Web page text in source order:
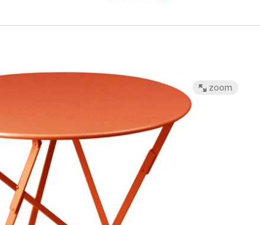
zoom